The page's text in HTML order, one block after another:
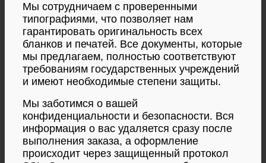
Мы сотрудничаем с проверенными
типографиями, что позволяет нам
гарантировать оригинальность всех
бланков и печатей. Все документы, которые
мы предлагаем, полностью соответствуют
требованиям государственных учреждений
и имеют необходимые степени защиты.
Мы заботимся о вашей
конфиденциальности и безопасности. Вся
информация о вас удаляется сразу после
выполнения заказа, а оформление
происходит через защищенный протокол